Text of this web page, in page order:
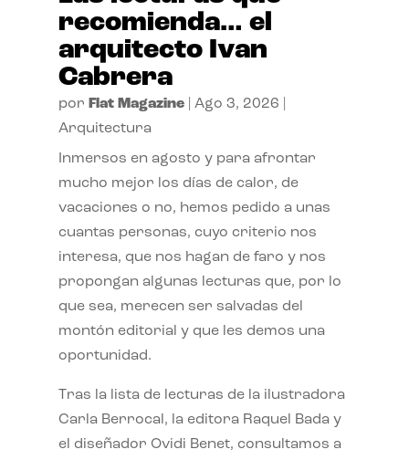
recomienda… el
arquitecto Ivan
Cabrera
por Flat Magazine| Ago 3, 2026
Arquitectura
Inmersos en agosto y para afrontar
mucho mejor los días de calor, de
vacaciones o no, hemos pedido a unas
cuantas personas, cuyo criterio nos
interesa, que nos hagan de faro y nos
propongan algunas lecturas que, por lo
que sea, merecen ser salvadas del
montón editorial y que les demos una
oportunidad.
Tras la lista de lecturas de la ilustradora
Carla Berrocal, la editora Raquel Bada y
el diseñador Ovidi Benet, consultamos a